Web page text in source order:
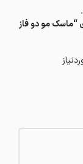
“ماسک مو دو فاز